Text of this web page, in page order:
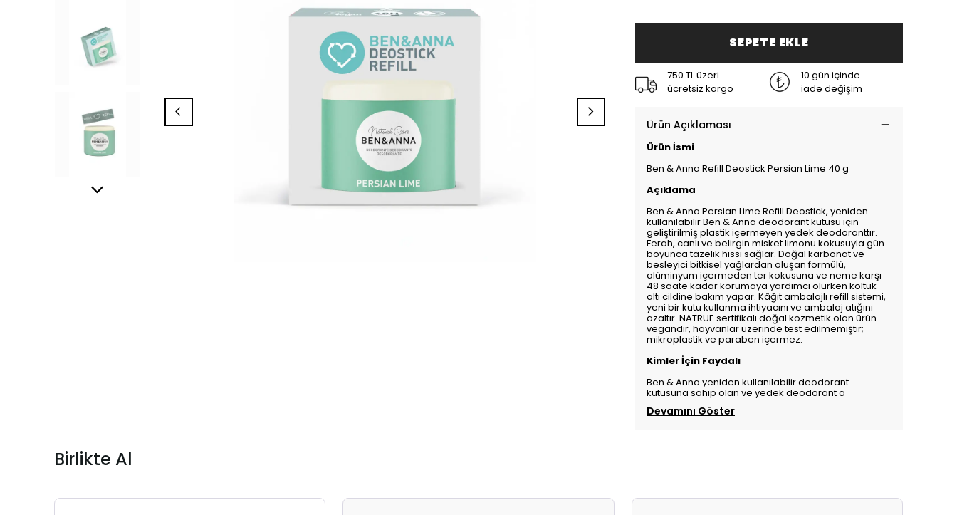
SEPETE EKLE
750 TL üzeri
ücretsiz kargo
10 gün içinde
iade değişim
Ürün Açıklaması
Ürün İsmi
Ben & Anna Refill Deostick Persian Lime 40 g
Açıklama
Ben & Anna Persian Lime Refill Deostick, yeniden
kullanılabilir Ben & Anna deodorant kutusu için
geliştirilmiş plastik içermeyen yedek deodoranttır.
Ferah, canlı ve belirgin misket limonu kokusuyla gün
boyunca tazelik hissi sağlar. Doğal karbonat ve
besleyici bitkisel yağlardan oluşan formülü,
alüminyum içermeden ter kokusuna ve neme karşı
48 saate kadar korumaya yardımcı olurken koltuk
altı cildine bakım yapar. Kâğıt ambalajlı refill sistemi,
yeni bir kutu kullanma ihtiyacını ve ambalaj atığını
azaltır. NATRUE sertifikalı doğal kozmetik olan ürün
vegandır, hayvanlar üzerinde test edilmemiştir;
mikroplastik ve paraben içermez.
Kimler İçin Faydalı
Ben & Anna yeniden kullanılabilir deodorant
kutusuna sahip olan ve yedek deodorant a
Devamını Göster
Birlikte Al